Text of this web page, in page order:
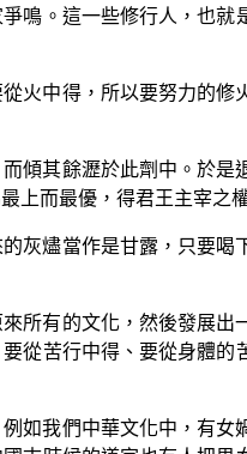
鳴。這一些修行人，也
火中得，所以要努力的
傾其餘瀝於此劑中。於
上而最優，得君王主宰之
灰燼當作是甘露，只要
所有的文化，然後發展
從苦行中得、要從身體
如我們中華文化中，有